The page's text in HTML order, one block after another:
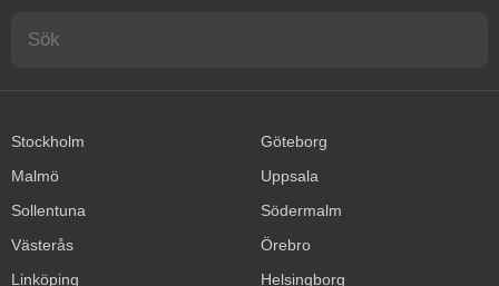
Stockholm
Göteborg
Malmö
Uppsala
Sollentuna
Södermalm
Västerås
Örebro
Linköping
Helsingborg